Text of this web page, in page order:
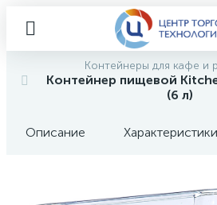
Контейнеры для кафе и
Контейнер пищевой
(6 л)
Описание Характеристики